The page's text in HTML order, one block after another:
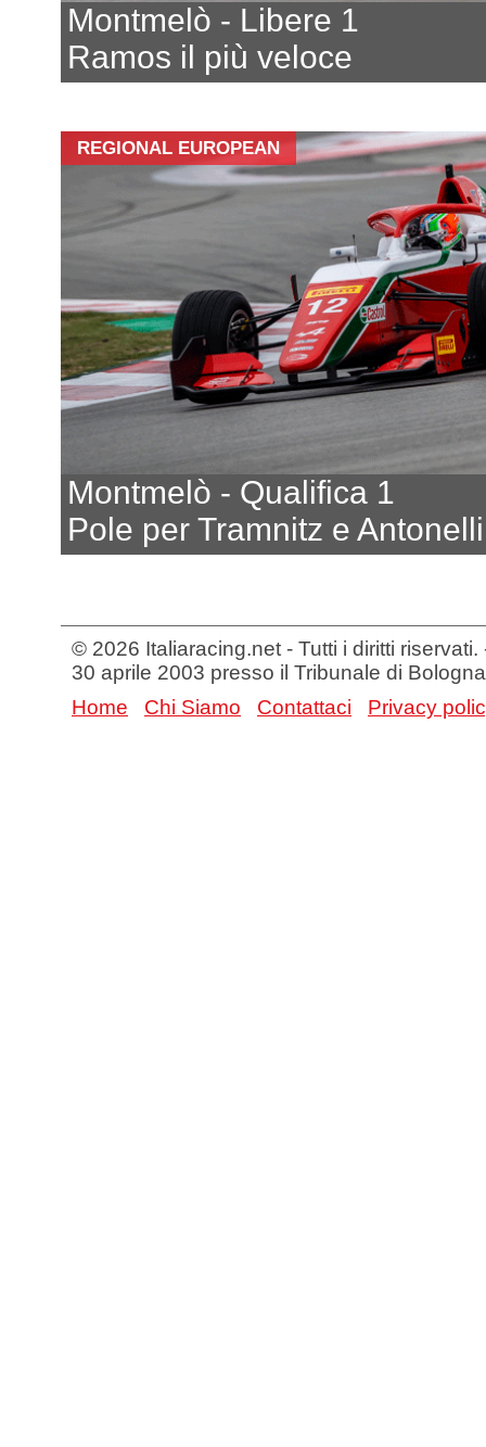
Montmelò - Libere 1
Ramos il più veloce
REGIONAL EUROPEAN
Montmelò - Qualifica 1
Pole per Tramnitz e Antonelli
© 2026 Italiaracing.net - Tutti i diritti
30 aprile 2003 presso il Tribunale di Bologna
Home
Chi Siamo Contattaci Privacy